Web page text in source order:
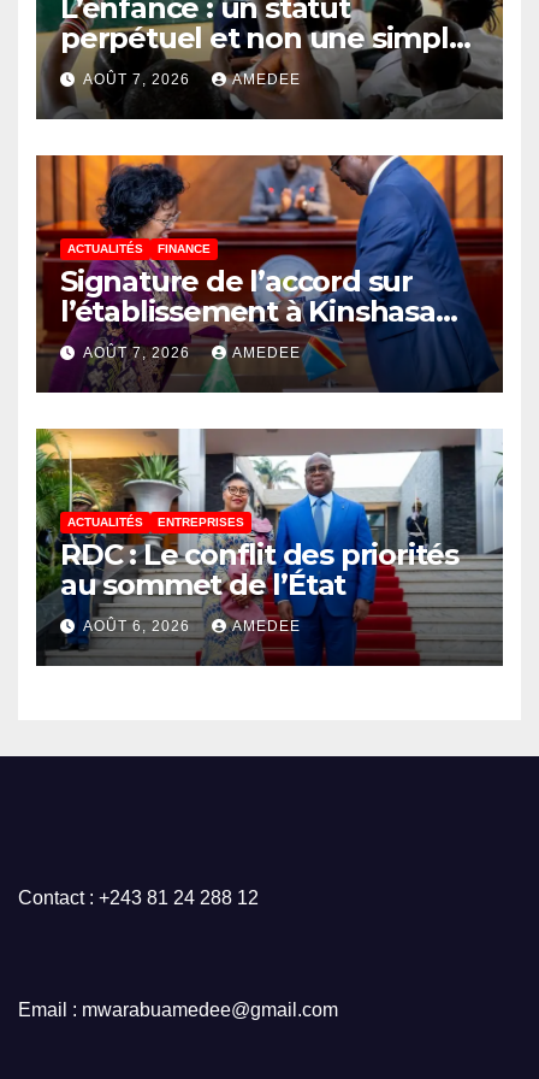
L’enfance : un statut
perpétuel et non une simple
étape de la vie
AOÛT 7, 2026 AMEDEE
ACTUALITÉS FINANCE
Signature de l’accord sur
l’établissement à Kinshasa
du bureau-pays de l’Agence
de développement de
l’Union africaine–Nouveau
Partenariat pour le
développement de l’Afrique
(AUDA-NEPAD)
AOÛT 7, 2026 AMEDEE
ACTUALITÉS ENTREPRISES
RDC : Le conflit des priorités
au sommet de l’État
AOÛT 6, 2026 AMEDEE
Contact : +243 81 24 288 12
Email : mwarabuamedee@gmail.com